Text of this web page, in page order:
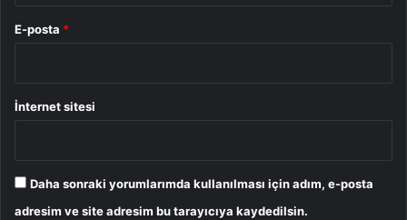
E-posta *
İnternet sitesi
Daha sonraki yorumlarımda kullanılması için adım, e-posta
adresim ve site adresim bu tarayıcıya kaydedilsin.